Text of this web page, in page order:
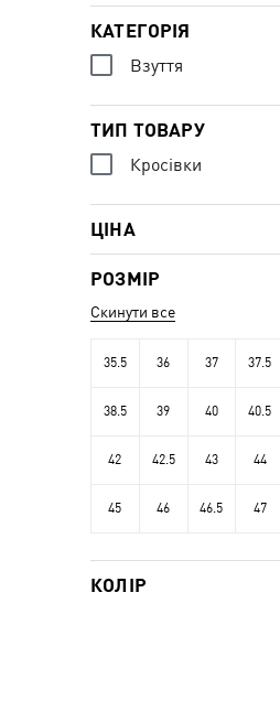
КАТЕГОРІЯ
Взуття
ТИП ТОВАРУ
Кросівки
ЦІНА
РОЗМІР
Скинути все
35.5 36 37 37.5
38.5 39 40 40.5
42 42.5 43 44
45 46 46.5 47
КОЛІР